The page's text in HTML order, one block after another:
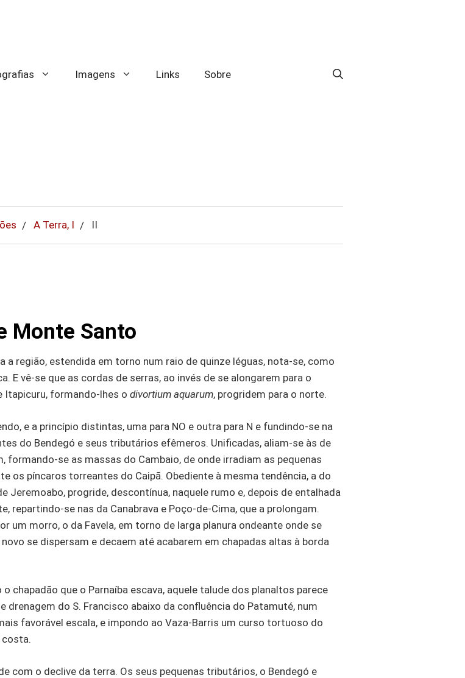
Imagens Links Sobre
A Terra, I II
Monte Santo
região, estendida em torno num raio de quinze léguas, nota-se, como
E vê-se que as cordas de serras, ao invés de se alongarem para o
Itapicuru, formando-lhes o divortium aquarum, progridem para o norte.
e a princípio distintas, uma para NO e outra para N e fundindo-se na
do Bendegó e seus tributários efêmeros. Unificadas, aliam-se às de
formando-se as massas do Cambaio, de onde irradiam as pequenas
os píncaros torreantes do Caipã. Obediente à mesma tendência, a do
Jeremoabo, progride, descontínua, naquele rumo e, depois de entalhada
repartindo-se nas da Canabrava e Poço-de-Cima, que a prolongam.
um morro, o da Favela, em torno de larga planura ondeante onde se
se dispersam e decaem até acabarem em chapadas altas à borda
chapadão que o Parnaíba escava, aquele talude dos planaltos parece
do S. Francisco abaixo da confluência do Patamuté, num
favorável escala, e impondo ao Vaza-Barris um curso tortuoso do
costa.
com o declive da terra. Os seus pequenas tributários, o Bendegó e